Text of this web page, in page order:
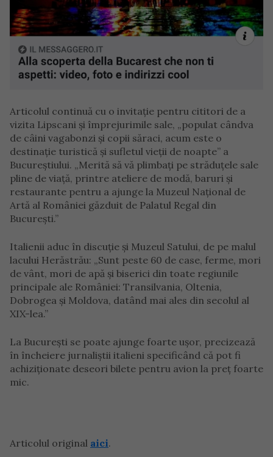
Articolul continuă cu o invitație pentru cititori de a
vizita Lipscani și împrejurimile sale, „populat cândva
de câini vagabonzi și copii săraci, acum este o
destinație turistică și sufletul vieții de noapte” a
Bucureștiului. „Merită să vă plimbați pe străduțele sale
pline de viață, printre ateliere de modă, baruri și
restaurante pentru a ajunge la Muzeul Național de
Artă al României găzduit de Palatul Regal din
București.”
Italienii aduc în discuție și Muzeul Satului, de pe malul
lacului Herăstrău: „Sunt peste 60 de case, ferme, mori
de vânt, mori de apă și biserici din toate regiunile
principale ale României: Transilvania, Oltenia,
Dobrogea și Moldova, datând mai ales din secolul al
XIX-lea.”
La București se poate ajunge foarte ușor, precizează
în încheiere jurnaliștii italieni specificând că pot fi
achiziționate deseori bilete pentru avion la preț foarte
mic.
Articolul original aici.